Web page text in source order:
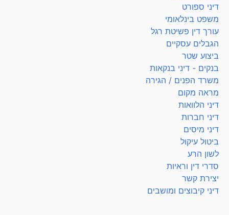
דיני ספורט
משפט בינלאומי
עורך דין פשיטת רגל
הגבלים עסקיים
ביצוע שטר
בנקים - דיני בנקאות
משרד הפנים / הגירה
מראה מקום
דיני הלוואות
דיני חברות
דיני מיסים
ביטול עיקול
לשון הרע
סדרי דין וראיות
יצירת קשר
דיני קיבוצים ומושבים